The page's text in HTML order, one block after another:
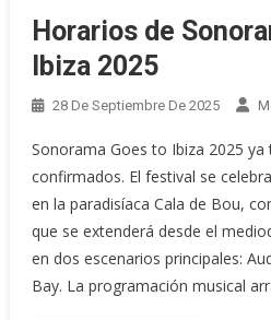
Horarios de
Ibiza 2025
28 De Septiembre De 2025
Sonorama Goes to Ibiza 2025 ya
confirmados. El festival se
en la paradisíaca Cala de Bou,
que se extenderá desde el
en dos escenarios principales:
Bay. La programación musical